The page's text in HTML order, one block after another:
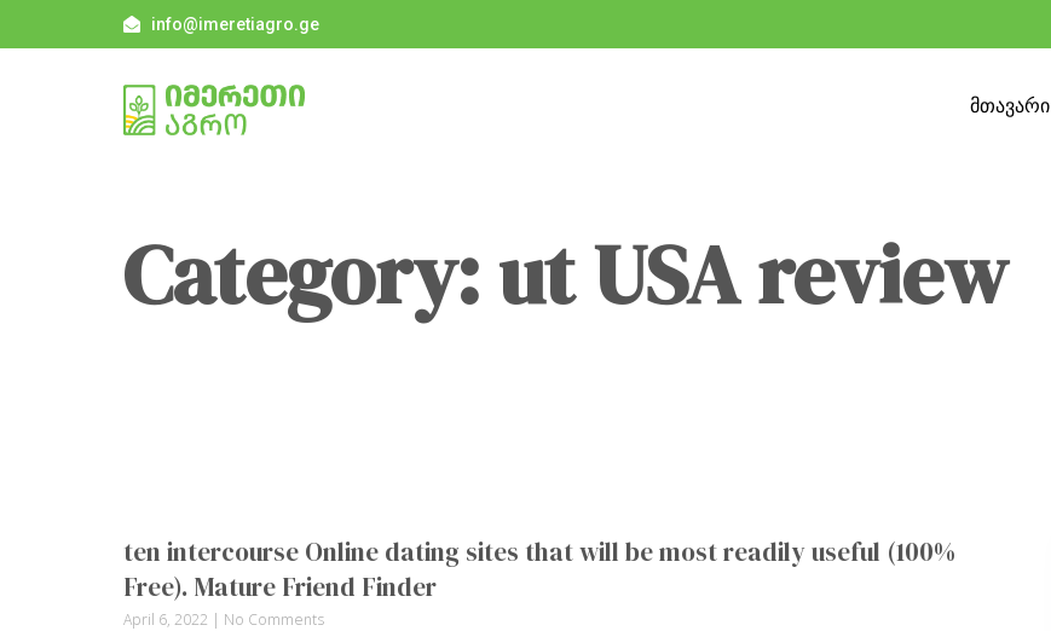
info@imeretiagro.ge
მთავარი
Category: ut USA review
ten intercourse Online dating sites that will be most readily useful (100%
Free). Mature Friend Finder
April 6, 2022 No Comments